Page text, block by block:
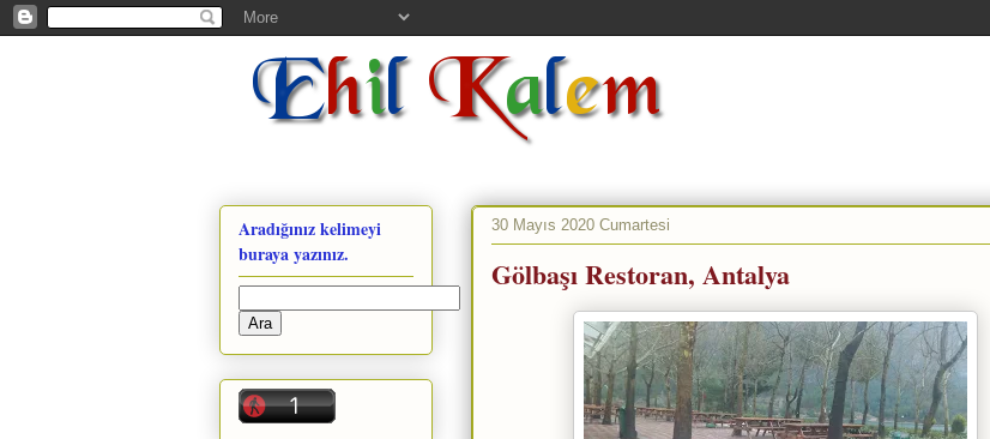
30 Mayıs 2020 Cumartesi
Gölbaşı Restoran, Antalya
Aradığınız kelimeyi
buraya yazınız.